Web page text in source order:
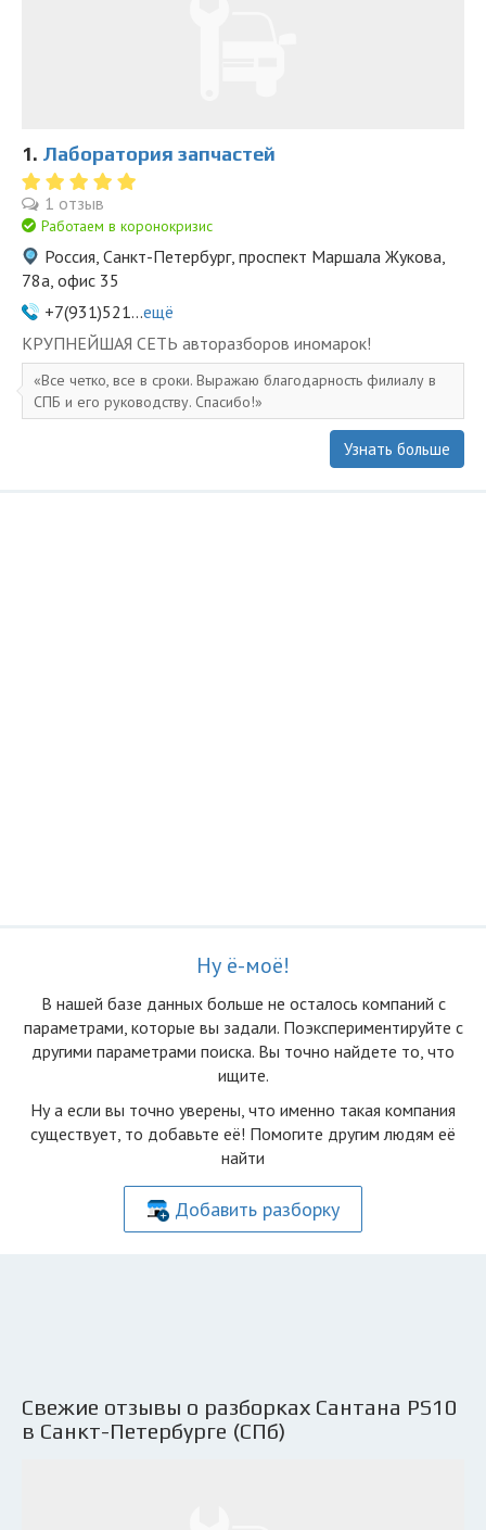
1. Лаборатория запчастей
1 отзыв
Работаем в коронокризис
Россия, Санкт-Петербург, проспект Маршала Жукова,
78а, офис 35
+7(931)521...ещё
KPУПНЕЙШAЯ СЕTЬ aвторазбopов иномapoк!
Все четко, все в сроки. Выражаю благодарность филиалу в
СПБ и его руководству. Спасибо!
Узнать больше
Ну ё-моё!
В нашей базе данных больше не осталоcь компаний с
параметрами, которые вы задали. Поэкспериментируйте с
другими параметрами поиска. Вы точно найдете то, что
ищите.
Ну а если вы точно уверены, что именно такая компания
существует, то добавьте её! Помогите другим людям её
найти
Добавить разборку
Свежие отзывы о разборках Сантана PS10
в Санкт-Петербурге (СПб)